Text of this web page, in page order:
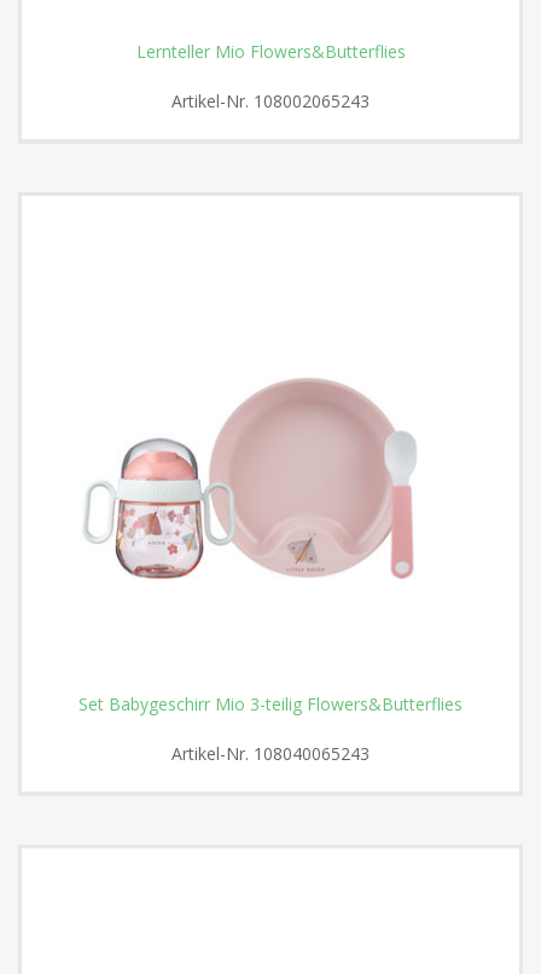
Lernteller Mio Flowers&Butterflies
Artikel-Nr. 108002065243
Set Babygeschirr Mio 3-teilig Flowers&Butterflies
Artikel-Nr. 108040065243